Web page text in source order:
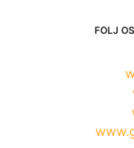
FÖLJ